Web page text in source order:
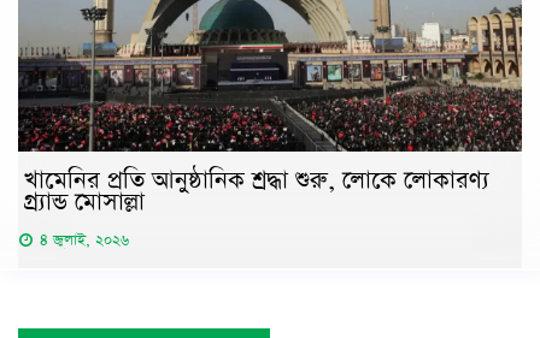
খামেনির প্রতি আনুষ্ঠানিক শ্রদ্ধা শুরু, লোকে লোকারণ্য
গ্র্যান্ড মোসাল্লা
৪ জুলাই, ২০২৬